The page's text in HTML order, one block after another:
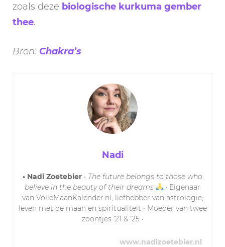
zoals deze biologische kurkuma gember
thee.
Bron: Chakra’s
Nadi
• Nadi Zoetebier • The future belongs to those who
believe in the beauty of their dreams
• Eigenaar
van VolleMaanKalender.nl, liefhebber van astrologie,
leven met de maan en spiritualiteit • Moeder van twee
zoontjes ’21 & ’25 •
www.nadizoetebier.nl